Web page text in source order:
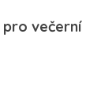
večerní